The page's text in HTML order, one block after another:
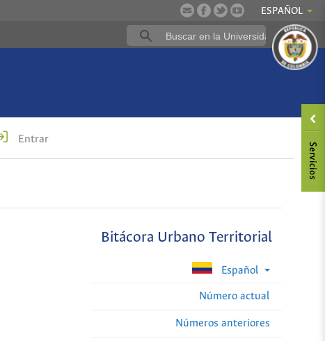
ESPAÑOL
Entrar
Bitácora Urbano Territorial
Español
Número actual
Números anteriores